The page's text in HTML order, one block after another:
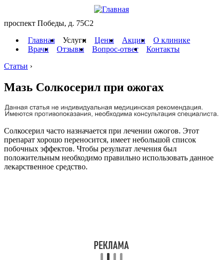
проспект Победы, д. 75C2
Главная
Услуги Цены Акции
О клинике
Врачи
Отзывы Вопрос-ответ
Контакты
Статьи ›
Мазь Солкосерил при ожогах
Солкосерил часто назначается при лечении ожогов. Этот
препарат хорошо переносится, имеет небольшой список
побочных эффектов. Чтобы результат лечения был
положительным необходимо правильно использовать данное
лекарственное средство.